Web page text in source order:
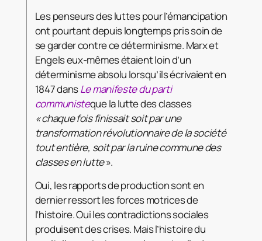
Les penseurs des luttes pour l’émancipation
ont pourtant depuis longtemps pris soin de
se garder contre ce déterminisme. Marx et
Engels eux-mêmes étaient loin d’un
déterminisme absolu lorsqu’ils écrivaient en
1847 dansLe manifeste du parti
communisteque la lutte des classes
« chaque fois finissait soit par une
transformation révolutionnaire de la société
tout entière, soit par la ruine commune des
classes en lutte».
Oui, les rapports de production sont en
dernier ressort les forces motrices de
l’histoire. Oui les contradictions sociales
produisent des crises. Mais l’histoire du